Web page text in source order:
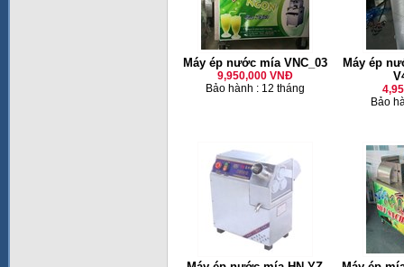
Máy ép nước mía VNC_03
9,950,000 VNĐ
Bảo hành : 12 tháng
Máy ép
Bảo